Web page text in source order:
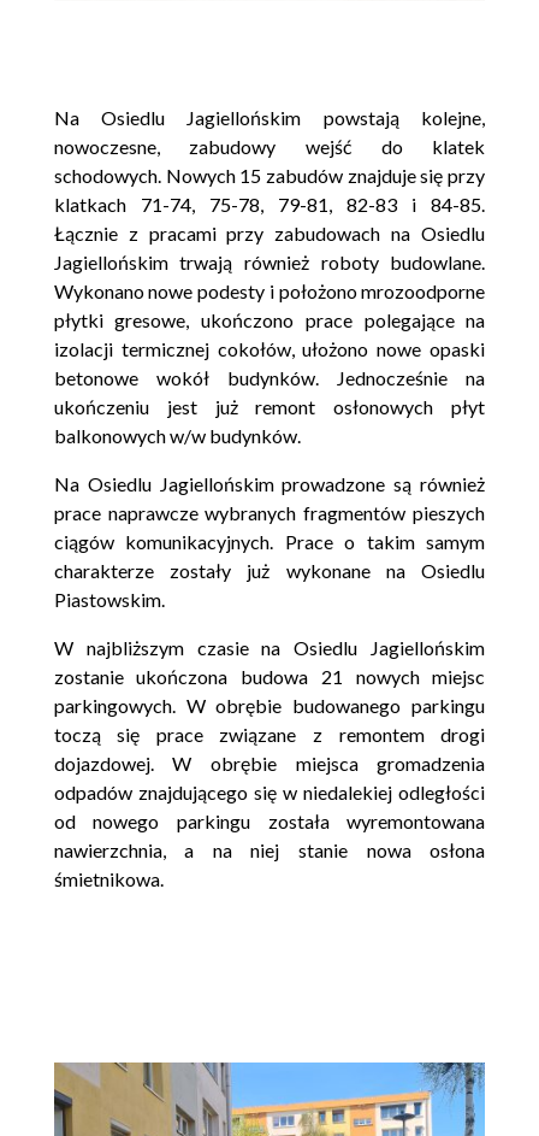
Na Osiedlu Jagiellońskim powstają kolejne,
nowoczesne, zabudowy wejść do klatek
schodowych. Nowych 15 zabudów znajduje się przy
klatkach 71-74, 75-78, 79-81, 82-83 i 84-85.
Łącznie z pracami przy zabudowach na Osiedlu
Jagiellońskim trwają również roboty budowlane.
Wykonano nowe podesty i położono mrozoodporne
płytki gresowe, ukończono prace polegające na
izolacji termicznej cokołów, ułożono nowe opaski
betonowe wokół budynków. Jednocześnie na
ukończeniu jest już remont osłonowych płyt
balkonowych w/w budynków.
Na Osiedlu Jagiellońskim prowadzone są również
prace naprawcze wybranych fragmentów pieszych
ciągów komunikacyjnych. Prace o takim samym
charakterze zostały już wykonane na Osiedlu
Piastowskim.
W najbliższym czasie na Osiedlu Jagiellońskim
zostanie ukończona budowa 21 nowych miejsc
parkingowych. W obrębie budowanego parkingu
toczą się prace związane z remontem drogi
dojazdowej. W obrębie miejsca gromadzenia
odpadów znajdującego się w niedalekiej odległości
od nowego parkingu została wyremontowana
nawierzchnia, a na niej stanie nowa osłona
śmietnikowa.